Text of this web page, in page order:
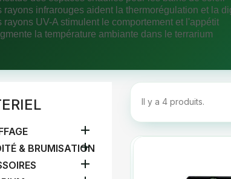
rayons infrarouges aident la thermorégulation et la
rayons UV-A stimulent le comportement et l'appétit
la température ambiante dans le terrarium

& BRUMISATION


Il y a 4 produits.